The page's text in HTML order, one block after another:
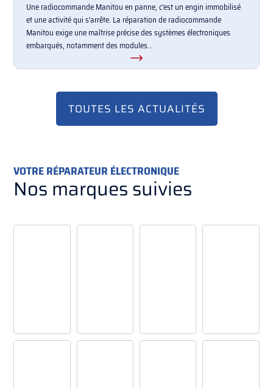
Une radiocommande Manitou en panne, c'est un engin immobilisé
et une activité qui s'arrête. La réparation de radiocommande
Manitou exige une maîtrise précise des systèmes électroniques
embarqués, notamment des modules...
TOUTES LES ACTUALITÉS
VOTRE RÉPARATEUR ÉLECTRONIQUE
Nos marques suivies